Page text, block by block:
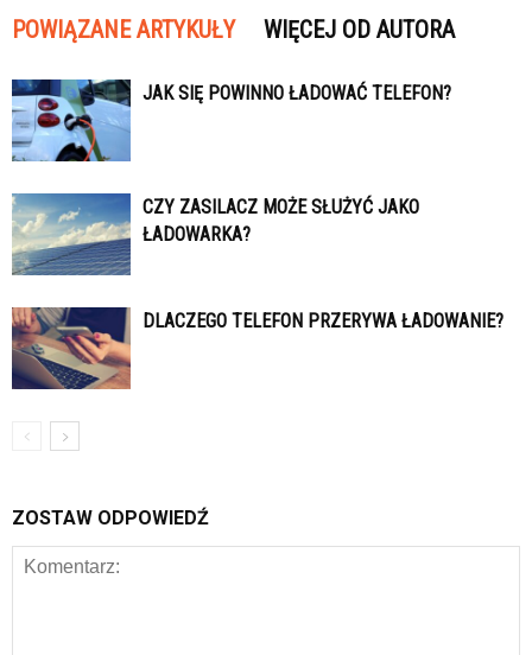
POWIĄZANE ARTYKUŁY WIĘCEJ OD AUTORA
JAK SIĘ POWINNO ŁADOWAĆ TELEFON?
CZY ZASILACZ MOŻE SŁUŻYĆ JAKO
ŁADOWARKA?
DLACZEGO TELEFON PRZERYWA ŁADOWANIE?
ZOSTAW ODPOWIEDŹ